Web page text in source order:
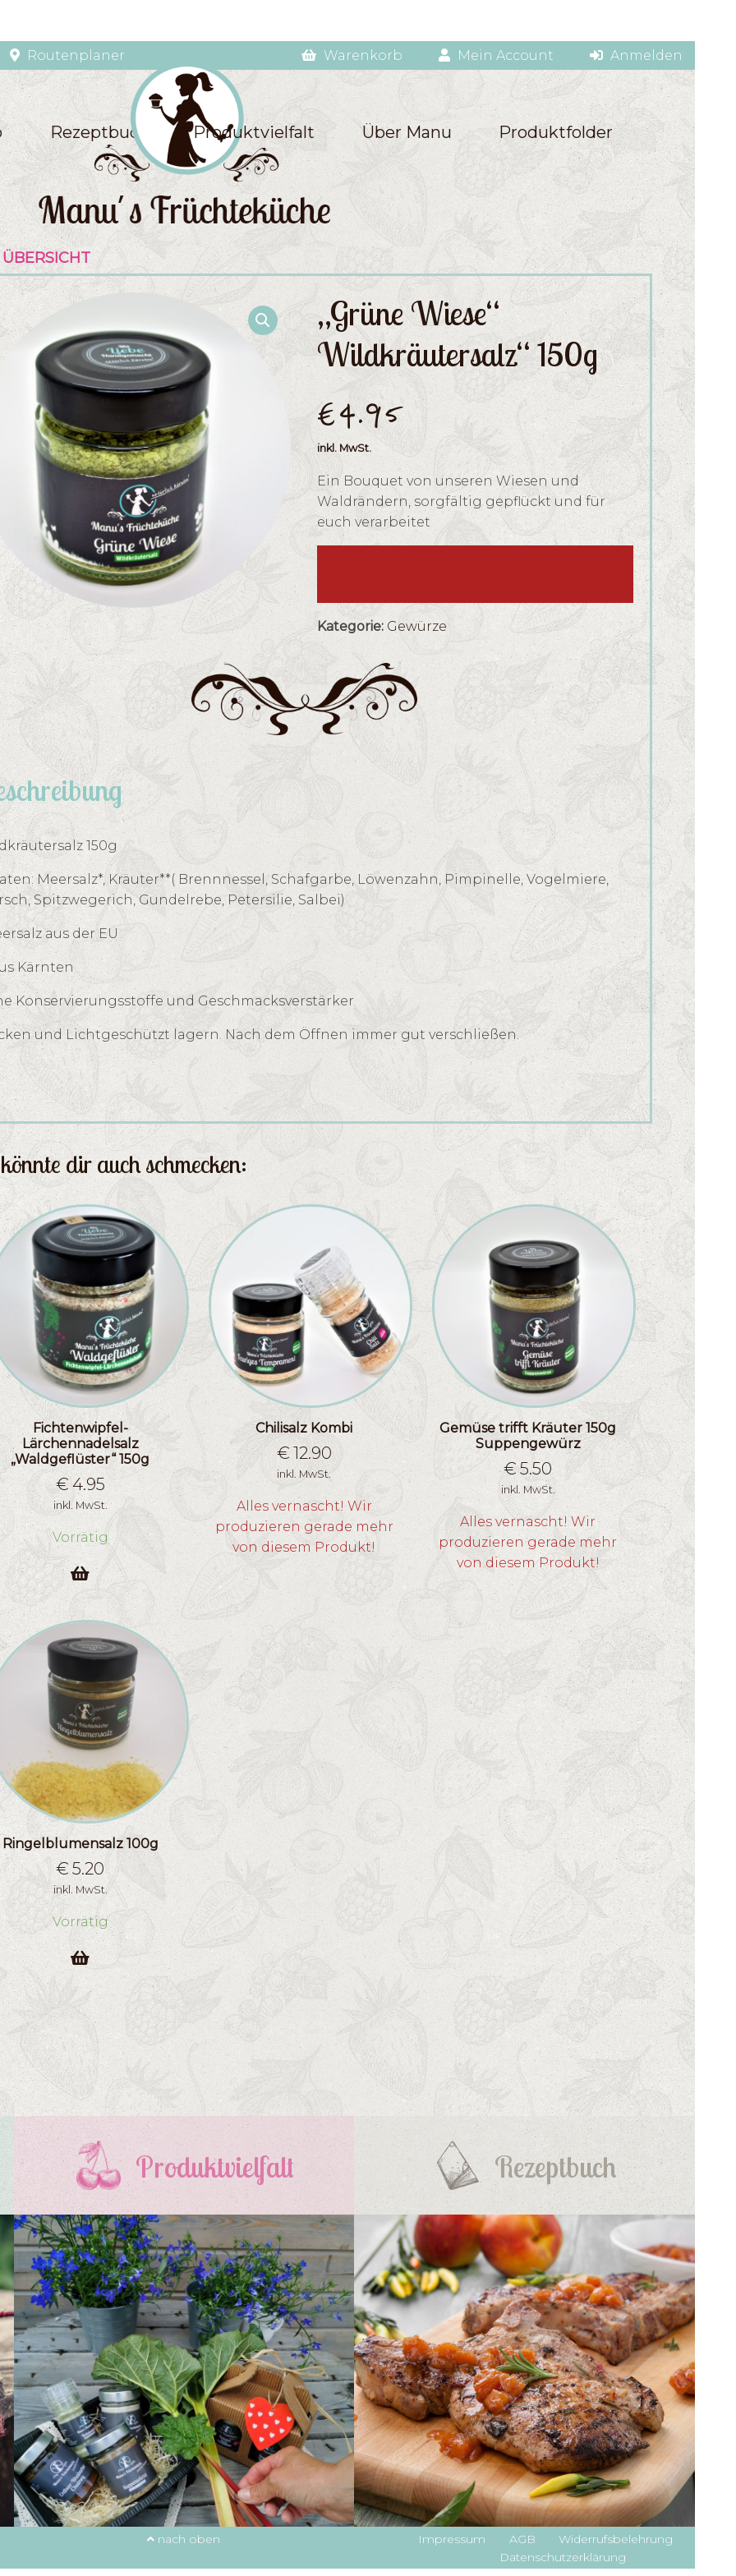
Routenplaner Warenkorb Mein Account Anmelden
Rezeptbuch Produktvielfalt Über Manu Produktfolder
„Grüne Wiese“
Wildkräutersalz“ 150g
€4.95
inkl. MwSt.
Ein Bouquet von unseren Wiesen und
Waldrändern, sorgfältig gepflückt und für
euch verarbeitet
Kategorie:Gewürze
150g
Meersalz*, Kräuter**( Brennnessel, Schafgarbe, Löwenzahn, Pimpinelle, Vogelmiere,
Spitzwegerich, Gundelrebe, Petersilie, Salbei)
aus der EU
Kärnten
Konservierungsstoffe und Geschmacksverstärker
und Lichtgeschützt lagern. Nach dem Öffnen immer gut verschließen.
dir auch schmecken:
Fichtenwipfel-
Lärchennadelsalz
„Waldgeflüster“ 150g
€4.95
inkl. MwSt.
Vorrätig
Chilisalz Kombi
€12.90
inkl. MwSt.
Alles vernascht! Wir
produzieren gerade mehr
von diesem Produkt!
Gemüse trifft Kräuter 150g
Suppengewürz
€ 5.50
inkl. MwSt.
Alles vernascht! Wir
produzieren gerade mehr
von diesem Produkt!
Ringelblumensalz 100g
€5.20
inkl. MwSt.
Vorrätig
Produktvielfalt Rezeptbuch
nach oben Impressum AGB
Widerrufsbelehrung
Datenschutzerklärung